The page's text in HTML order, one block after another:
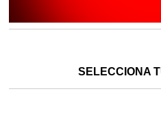
SELECCIONA